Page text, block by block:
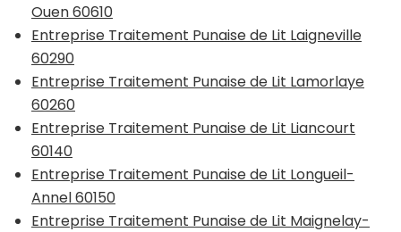
Ouen 60610
Entreprise Traitement Punaise de Lit Laigneville
60290
Entreprise Traitement Punaise de Lit Lamorlaye
60260
Entreprise Traitement Punaise de Lit Liancourt
60140
Entreprise Traitement Punaise de Lit Longueil-
Annel 60150
Entreprise Traitement Punaise de Lit Maignelay-